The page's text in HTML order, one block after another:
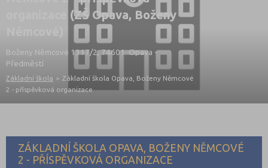
RADY A ČLÁNKY
ČTENÁŘSKÝ DENÍK
DALŠÍ DRUHY ŠKOL
organizace (ZŠ Opava, Boženy
Boženy Němcové 1317/2, 74601 Opava -
Předměstí
Základní škola > Základní škola Opava, Boženy Němcové
2 - příspěvková organizace
ZÁKLADNÍ ŠKOLA OPAVA, BOŽENY NĚMCOVÉ
2 - PŘÍSPĚVKOVÁ ORGANIZACE